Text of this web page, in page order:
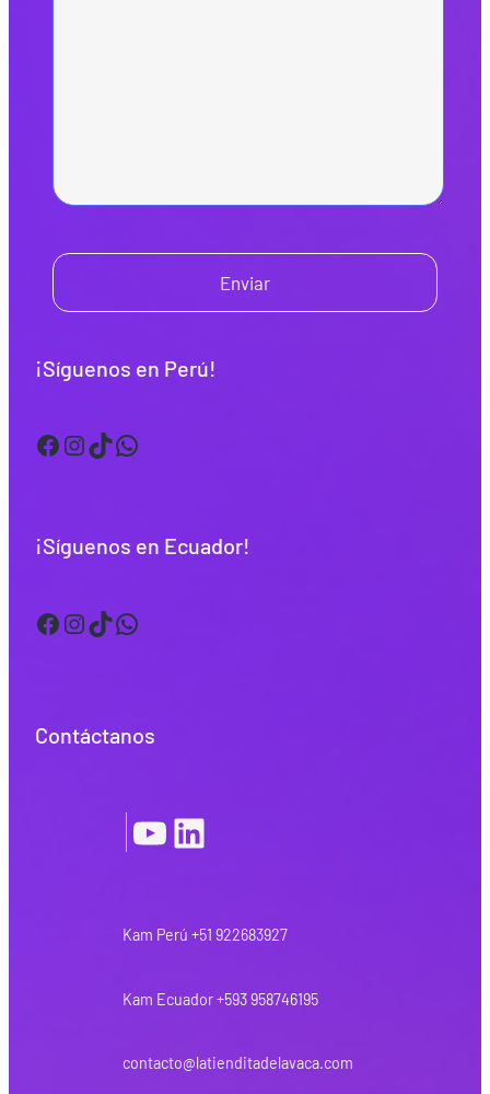
Enviar
¡Síguenos en Perú!
Facebook InstagramTikTok WhatsApp
¡Síguenos en Ecuador!
Facebook InstagramTikTok WhatsApp
Contáctanos
YouTube LinkedIn
Kam Perú +51 922683927
Kam Ecuador +593 958746195
contacto@latienditadelavaca.com